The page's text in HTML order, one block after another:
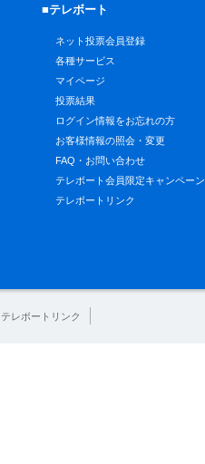
■テレボート
ネット投票会員登録
各種サービス
マイページ
投票結果
ログイン情報をお忘れの方
お客様情報の照会・変更
FAQ・お問い合わせ
テレボート会員限定キャンペーン
テレボートリンク
テレボートリンク